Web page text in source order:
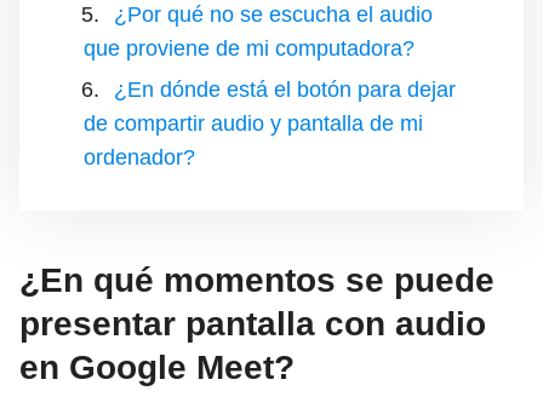
¿Por qué no se escucha el audio
que proviene de mi computadora?
¿En dónde está el botón para dejar
de compartir audio y pantalla de mi
ordenador?
¿En qué momentos se puede
presentar pantalla con audio
en Google Meet?